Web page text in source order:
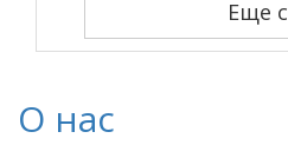
Еще
О нас